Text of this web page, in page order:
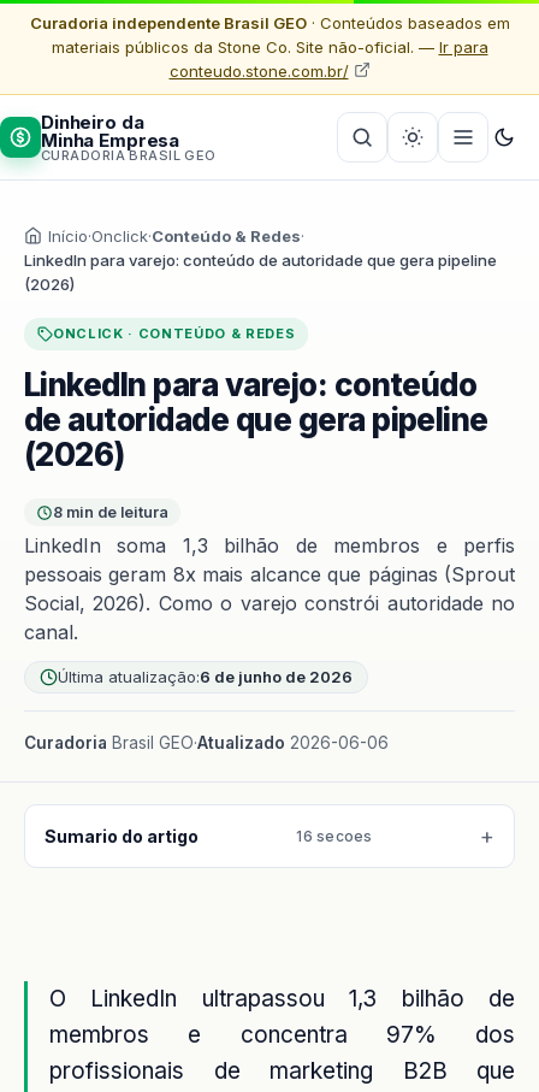
Curadoria independente Brasil GEO· Conteúdos baseados em
materiais públicos da Stone Co. Site não-oficial. — Ir para
conteudo.stone.com.br/
Dinheiro da
Minha Empresa
CURADORIA BRASIL GEO
Início·Onclick·Conteúdo & Redes·
LinkedIn para varejo: conteúdo de autoridade que gera pipeline
(2026)
ONCLICK · CONTEÚDO & REDES
LinkedIn para varejo: conteúdo
de autoridade que gera pipeline
(2026)
8 min de leitura
LinkedIn soma 1,3 bilhão de membros e perfis
pessoais geram 8x mais alcance que páginas (Sprout
Social, 2026). Como o varejo constrói autoridade no
canal.
Última atualização:6 de junho de 2026
Curadoria Brasil GEO·Atualizado 2026-06-06
Sumario do artigo 16 secoes
O LinkedIn ultrapassou 1,3 bilhão de
membros e concentra 97% dos
profissionais de marketing B2B que